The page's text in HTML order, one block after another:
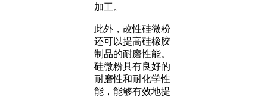
加工。
此外，改性硅微粉
还可以提高硅橡胶
制品的耐磨性能。
硅微粉具有良好的
耐磨性和耐化学性
能，能够有效地提